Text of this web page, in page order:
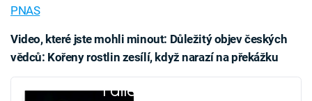
PNAS
Video, které jste mohli minout: Důležitý objev českých
vědců: Kořeny rostlin zesílí, když narazí na překážku
Failed to fetch